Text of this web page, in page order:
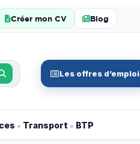
Créer mon CV Blog
Les offres d’emploi
• Transport • BTP